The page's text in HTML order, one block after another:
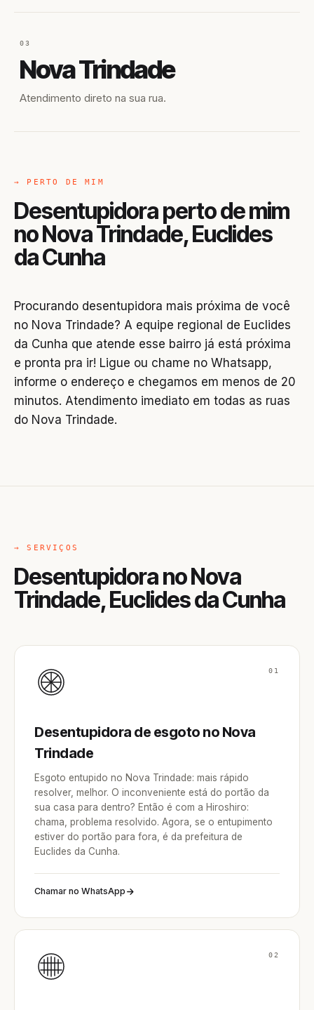
03
Nova Trindade
Atendimento direto na sua rua.
→ PERTO DE MIM
Desentupidora perto de mim
no Nova Trindade, Euclides
da Cunha
Procurando desentupidora mais próxima de você
no Nova Trindade? A equipe regional de Euclides
da Cunha que atende esse bairro já está próxima
e pronta pra ir! Ligue ou chame no Whatsapp,
informe o endereço e chegamos em menos de 20
minutos. Atendimento imediato em todas as ruas
do Nova Trindade.
→ SERVIÇOS
Desentupidora no Nova
Trindade, Euclides da Cunha
01
Desentupidora de esgoto no Nova
Trindade
Esgoto entupido no Nova Trindade: mais rápido
resolver, melhor. O inconveniente está do portão da
sua casa para dentro? Então é com a Hiroshiro:
chama, problema resolvido. Agora, se o entupimento
estiver do portão para fora, é da prefeitura de
Euclides da Cunha.
Chamar no WhatsApp
02